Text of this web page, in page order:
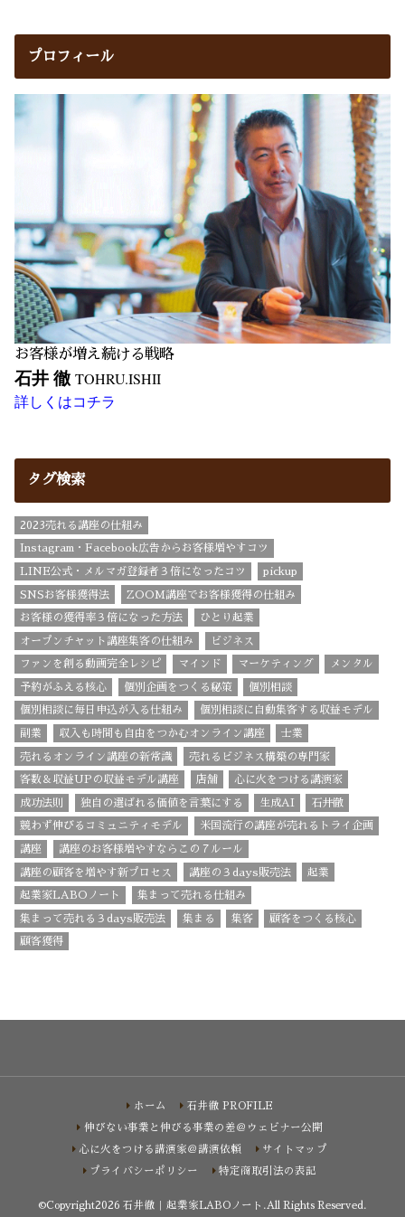
プロフィール
お客様が増え続ける戦略
石井 徹 TOHRU.ISHII
詳しくはコチラ
タグ検索
2023売れる講座の仕組み
Instagram・Facebook広告からお客様増やすコツ
LINE公式・メルマガ登録者３倍になったコツ pickup
SNSお客様獲得法 ZOOM講座でお客様獲得の仕組み
お客様の獲得率３倍になった方法 ひとり起業
オープンチャット講座集客の仕組み ビジネス
ファンを創る動画完全レシピ マインド マーケティング メンタル
予約がふえる核心 個別企画をつくる秘策 個別相談
個別相談に毎日申込が入る仕組み 個別相談に自動集客する収益モデル
副業 収入も時間も自由をつかむオンライン講座 士業
売れるオンライン講座の新常識 売れるビジネス構築の専門家
客数＆収益UPの収益モデル講座 店舗 心に火をつける講演家
成功法則 独自の選ばれる価値を言葉にする 生成AI 石井徹
競わず伸びるコミュニティモデル 米国流行の講座が売れるトライ企画
講座 講座のお客様増やすならこの７ルール
講座の顧客を増やす新プロセス 講座の３days販売法 起業
起業家LABOノート 集まって売れる仕組み
集まって売れる３days販売法 集まる 集客 顧客をつくる核心
顧客獲得
ホーム
石井徹 PROFILE
伸びない事業と伸びる事業の差＠ウェビナー公開
心に火をつける講演家＠講演依頼
サイトマップ
プライバシーポリシー
特定商取引法の表記
©Copyright2026 石井徹｜起業家LABOノート .All Rights Reserved.